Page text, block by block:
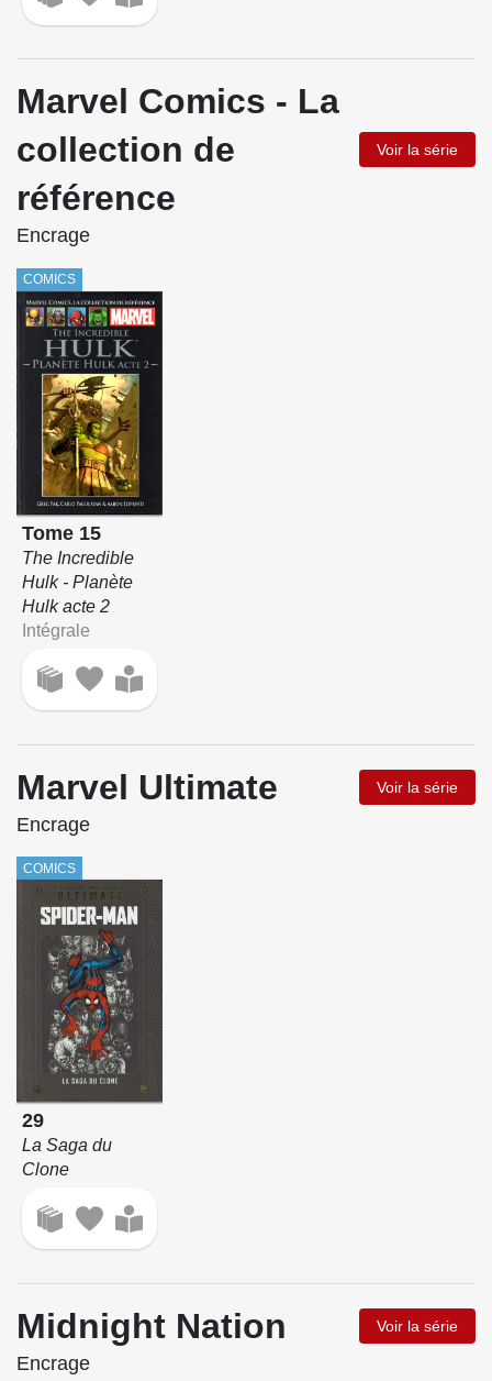
Marvel Comics - La
collection de
référence
Voir la série
Encrage
COMICS
Tome 15
The Incredible
Hulk - Planète
Hulk acte 2
Intégrale
Marvel Ultimate Voir la série
Encrage
COMICS
29
La Saga du
Clone
Midnight Nation Voir la série
Encrage